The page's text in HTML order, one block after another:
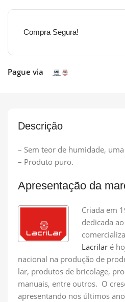
Compra Segura!
Pague via
Descrição
– Sem teor de humidade,
– Produto puro.
Apresentação da
Criada em
dedicada
Lacrilar é
nacional na produção de
lar, produtos de bricolage,
manuais, entre outros. O
apresentando nos últimos